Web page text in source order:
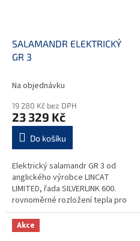
SALAMANDR ELEKTRICKÝ
GR 3
Na objednávku
19 280 Kč bez DPH
23 329 Kč
Do košíku
Elektrický salamandr GR 3 od
anglického výrobce LINCAT
LIMITED, řada SILVERLINK 600.
rovnoměrné rozložení tepla pro
dokonalé grilování a regulaci
teploty nerezové...
Akce